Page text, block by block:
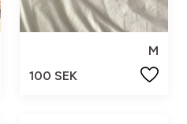
M
100 SEK